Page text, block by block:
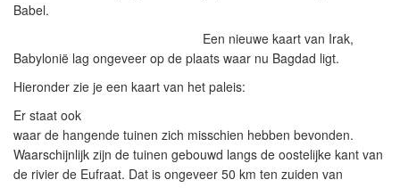
Babel.
Een nieuwe kaart van Irak,
Babylonië lag ongeveer op de plaats waar nu Bagdad ligt.
Hieronder zie je een kaart van het paleis:
Er staat ook
waar de hangende tuinen zich misschien hebben bevonden.
Waarschijnlijk zijn de tuinen gebouwd langs de oostelijke kant van
de rivier de Eufraat. Dat is ongeveer 50 km ten zuiden van